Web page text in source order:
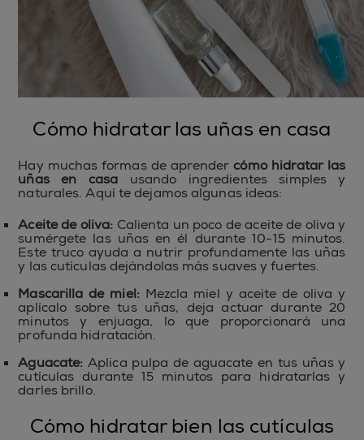
Cómo hidratar las uñas en casa
Hay muchas formas de aprendercómo hidratar las
uñas en casa usando ingredientes simples y
naturales. Aquí te dejamos algunas ideas:
Aceite de oliva: Calienta un poco de aceite de oliva y
sumérgete las uñas en él durante 10-15 minutos.
Este truco ayuda a nutrir profundamente las uñas
y las cutículas dejándolas más suaves y fuertes.
Mascarilla de miel:Mezcla miel y aceite de oliva y
aplícalo sobre tus uñas, deja actuar durante 20
minutos y enjuaga, lo que proporcionará una
profunda hidratación.
Aguacate:Aplica pulpa de aguacate en tus uñas y
cutículas durante 15 minutos para hidratarlas y
darles brillo.
Cómo hidratar bien las cutículas